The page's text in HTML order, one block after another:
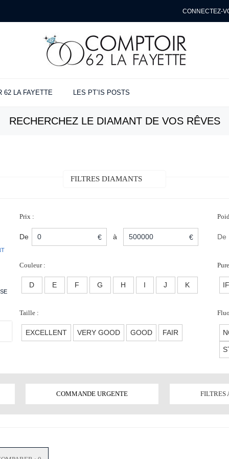
CONNECTEZ-
62 LA FAYETTE LES PT’IS POSTS
RECHERCHEZ LE DIAMANT DE VOS RÊVES
FILTRES DIAMANTS
Prix :
De € à € De
Couleur :
D E F G H I J K IF
Taille :
EXCELLENT VERY GOOD GOOD FAIR
COMMANDE URGENTE FILTRES